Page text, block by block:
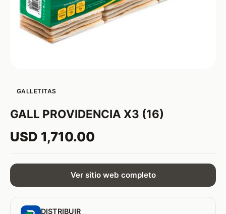
GALLETITAS
GALL PROVIDENCIA X3 (16)
USD 1,710.00
Ver sitio web completo
DISTRIBUIR